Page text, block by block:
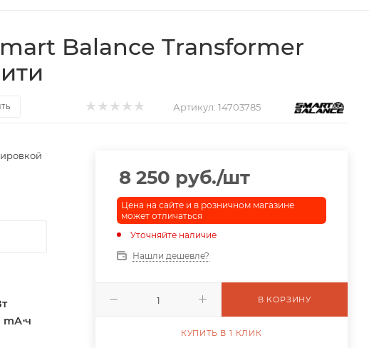
Balance Transformer
Артикул: 14703785
8 250 руб./шт
Цена на сайте и в розничном магазине
может отличаться
Уточняйте наличие
Нашли дешевле?
В КОРЗИНУ
КУПИТЬ В 1 КЛИК